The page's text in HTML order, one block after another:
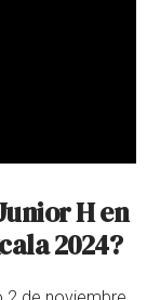
H en
2024?